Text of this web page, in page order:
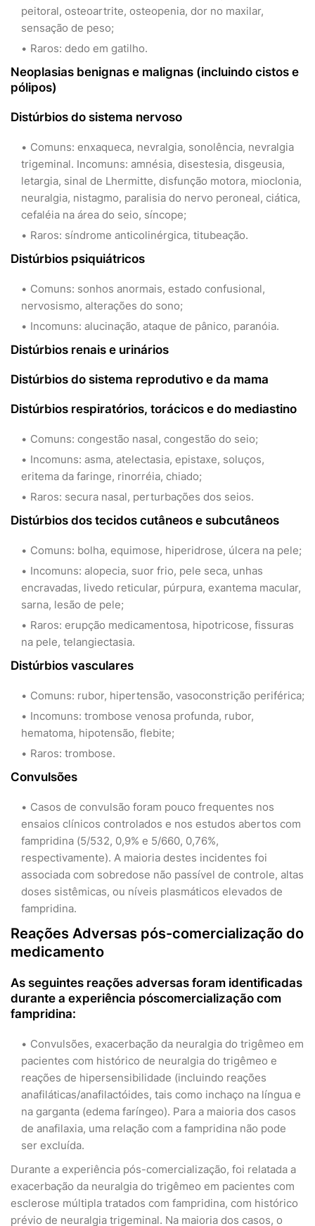
peitoral, osteoartrite, osteopenia, dor no maxilar,
sensação de peso;
Raros: dedo em gatilho.
Neoplasias benignas e malignas (incluindo cistos e
pólipos)
Distúrbios do sistema nervoso
Comuns: enxaqueca, nevralgia, sonolência, nevralgia
trigeminal. Incomuns: amnésia, disestesia, disgeusia,
letargia, sinal de Lhermitte, disfunção motora, mioclonia,
neuralgia, nistagmo, paralisia do nervo peroneal, ciática,
cefaléia na área do seio, síncope;
Raros: síndrome anticolinérgica, titubeação.
Distúrbios psiquiátricos
Comuns: sonhos anormais, estado confusional,
nervosismo, alterações do sono;
Incomuns: alucinação, ataque de pânico, paranóia.
Distúrbios renais e urinários
Distúrbios do sistema reprodutivo e da mama
Distúrbios respiratórios, torácicos e do mediastino
Comuns: congestão nasal, congestão do seio;
Incomuns: asma, atelectasia, epistaxe, soluços,
eritema da faringe, rinorréia, chiado;
Raros: secura nasal, perturbações dos seios.
Distúrbios dos tecidos cutâneos e subcutâneos
Comuns: bolha, equimose, hiperidrose, úlcera na pele;
Incomuns: alopecia, suor frio, pele seca, unhas
encravadas, livedo reticular, púrpura, exantema macular,
sarna, lesão de pele;
Raros: erupção medicamentosa, hipotricose, fissuras
na pele, telangiectasia.
Distúrbios vasculares
Comuns: rubor, hipertensão, vasoconstrição periférica;
Incomuns: trombose venosa profunda, rubor,
hematoma, hipotensão, flebite;
Raros: trombose.
Convulsões
Casos de convulsão foram pouco frequentes nos
ensaios clínicos controlados e nos estudos abertos com
fampridina (5/532, 0,9% e 5/660, 0,76%,
respectivamente). A maioria destes incidentes foi
associada com sobredose não passível de controle, altas
doses sistêmicas, ou níveis plasmáticos elevados de
fampridina.
Reações Adversas pós-comercialização do
medicamento
As seguintes reações adversas foram identificadas
durante a experiência póscomercialização com
fampridina:
Convulsões, exacerbação da neuralgia do trigêmeo em
pacientes com histórico de neuralgia do trigêmeo e
reações de hipersensibilidade (incluindo reações
anafiláticas/anafilactóides, tais como inchaço na língua e
na garganta (edema faríngeo). Para a maioria dos casos
de anafilaxia, uma relação com a fampridina não pode
ser excluída.
Durante a experiência pós-comercialização, foi relatada a
exacerbação da neuralgia do trigêmeo em pacientes com
esclerose múltipla tratados com fampridina, com histórico
prévio de neuralgia trigeminal. Na maioria dos casos, o